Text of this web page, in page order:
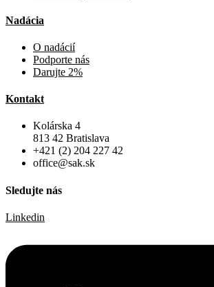
Nadácia
O nadácií
Podporte nás
Darujte 2%
Kontakt
Kolárska 4
813 42 Bratislava
+421 (2) 204 227 42
office@sak.sk
Sledujte nás
Linkedin